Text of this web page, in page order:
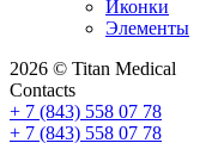
Иконки
Элементы
2026 © Titan Medical
Contacts
+ 7 (843) 558 07 78
+ 7 (843) 558 07 78